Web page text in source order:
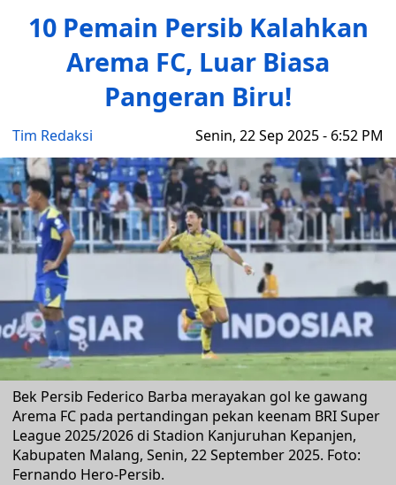
10 Pemain Persib Kalahkan
Arema FC, Luar Biasa
Pangeran Biru!
Tim Redaksi Senin, 22 Sep 2025 - 6:52 PM
Bek Persib Federico Barba merayakan gol ke gawang
Arema FC pada pertandingan pekan keenam BRI Super
League 2025/2026 di Stadion Kanjuruhan Kepanjen,
Kabupaten Malang, Senin, 22 September 2025. Foto:
Fernando Hero-Persib.